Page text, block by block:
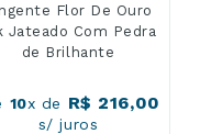
Flor De Ouro
Jateado Com Pedra
de Brilhante
10x de R$ 216,00
s/ juros